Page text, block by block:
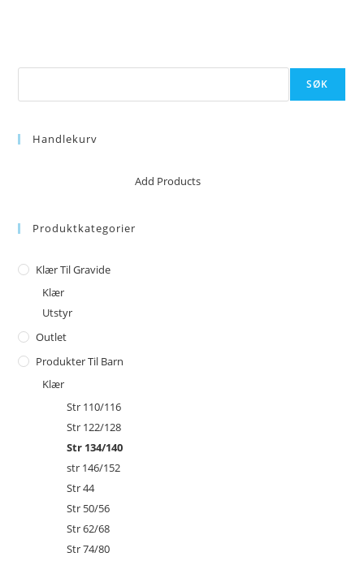
SØK
Handlekurv
No products in the cart.Add Products
Produktkategorier
Klær Til Gravide
Klær
Utstyr
Outlet
Produkter Til Barn
Klær
Str 110/116
Str 122/128
Str 134/140
str 146/152
Str 44
Str 50/56
Str 62/68
Str 74/80